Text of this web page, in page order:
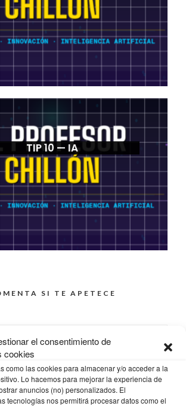
el consentimiento de
cookies
como las cookies para almacenar y/o acceder a la
Lo hacemos para mejorar la experiencia de
anuncios (no) personalizados. El
tecnologías nos permitirá procesar datos como el
TIP 10 — IA
SI TE APETECE